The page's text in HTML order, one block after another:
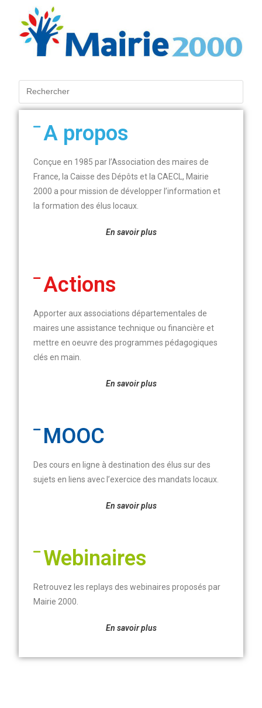
A propos
Conçue en 1985 par l’Association des maires de
France, la Caisse des Dépôts et la CAECL, Mairie
2000 a pour mission de développer l’information et
la formation des élus locaux.
En savoir plus
Actions
Apporter aux associations départementales de
maires une assistance technique ou financière et
mettre en oeuvre des programmes pédagogiques
clés en main
En savoir plus
MOOC
Des cours en ligne à destination des élus sur des
sujets en liens avec l’exercice des mandats locaux
En savoir plus
Webinaires
Retrouvez les replays des webinaires proposés par
Mairie 2000
En savoir plus